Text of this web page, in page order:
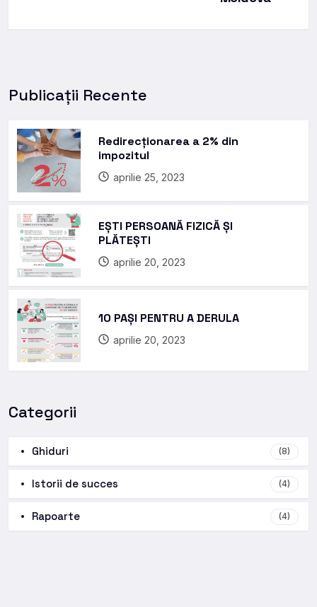
Publicații Recente
Redirecționarea a 2% din
impozitul
aprilie 25, 2023
EȘTI PERSOANĂ FIZICĂ ȘI
PLĂTEȘTI
aprilie 20, 2023
10 PAȘI PENTRU A DERULA
aprilie 20, 2023
Categorii
Ghiduri (8)
Istorii de succes (4)
Rapoarte (4)